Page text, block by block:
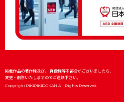
Copyright PIKIPIKIDOKAN All Rights Reserved.
掲載作品の著作権及び、 肖像権等不都合がございましたら、
変更・削除いたしますのでご連絡下さい。